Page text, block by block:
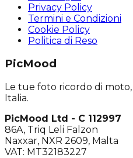
Privacy Policy
Termini e Condizioni
Cookie Policy
Politica di Reso
PicMood
Le tue foto ricordo di
Italia.
PicMood Ltd - C 112997
86A, Triq Leli Falzon
Naxxar, NXR 2609, Malta
VAT: MT32183227